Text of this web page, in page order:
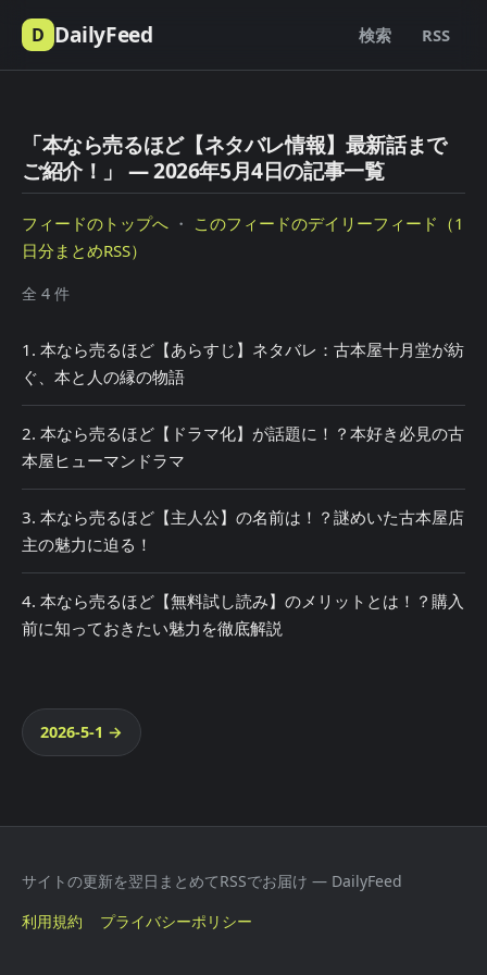
D DailyFeed 検索 RSS
「本なら売るほど【ネタバレ情報】最新話まで
ご紹介！」 — 2026年5月4日の記事一覧
フィードのトップへ ・ このフィードのデイリーフィード（1
日分まとめRSS）
全 4 件
1. 本なら売るほど【あらすじ】ネタバレ：古本屋十月堂が紡
ぐ、本と人の縁の物語
2. 本なら売るほど【ドラマ化】が話題に！？本好き必見の古
本屋ヒューマンドラマ
3. 本なら売るほど【主人公】の名前は！？謎めいた古本屋店
主の魅力に迫る！
4. 本なら売るほど【無料試し読み】のメリットとは！？購入
前に知っておきたい魅力を徹底解説
2026-5-1 →
サイトの更新を翌日まとめてRSSでお届け — DailyFeed
利用規約
プライバシーポリシー